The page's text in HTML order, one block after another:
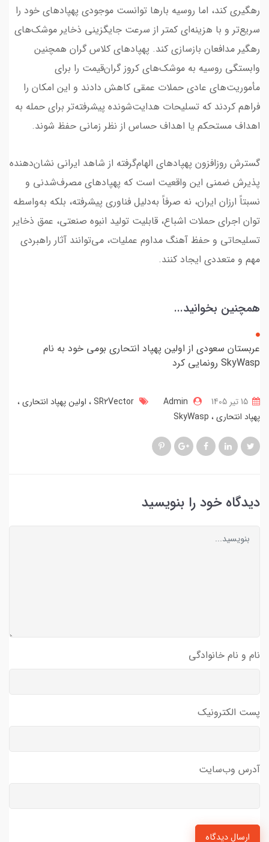
رهگیری کند، اما روسیه بارها توانست موجودی پهپادهای خود را
سریع‌تر و با هزینه‌ای کمتر از سرعت جایگزینی ذخایر موشک‌های
رهگیر مدافعان بازسازی کند. پهپادهای کلاس گران همچنین
وابستگی روسیه به موشک‌های کروز گران‌قیمت را برای
مأموریت‌های عادی حملات عمقی کاهش دادند و این امکان را
فراهم کردند که تسلیحات هدایت‌شونده پیشرفته‌تر برای حمله به
اهداف مستحکم یا اهداف حساس از نظر زمانی حفظ شوند.
گسترش روزافزون پهپادهای الهام‌گرفته از شاهد ایرانی نشان‌دهنده
پذیرش ضمنی این واقعیت است که پهپادهای مصرف‌شدنی و
نسبتاً ارزان ایران، نه صرفاً به‌دلیل فناوری پیشرفته، بلکه به‌واسطه
توان اجرای حملات اشباع، قابلیت تولید انبوه صنعتی، عمق ذخایر
تسلیحاتی و حفظ آهنگ مداوم عملیات، می‌توانند آثار راهبردی
مهم و متعددی ایجاد کنند.
همچنین بخوانید...
عربستان سعودی از اولین پهپاد انتحاری بومی خود به نام
SkyWasp رونمایی کرد
Admin
SR2Vector اولین پهپاد انتحاری
پهپاد انتحاری SkyWasp
دیدگاه خود را بنویسید
نام و نام خانوادگی
پست الکترونیک
آدرس وب‌سایت
ارسال دیدگاه